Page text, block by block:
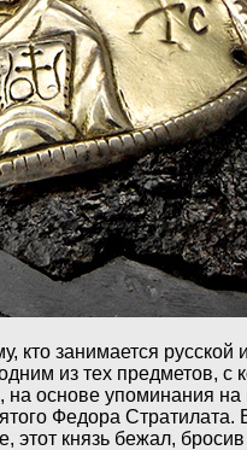
кто занимается
из тех предметов, с
основе упоминания
Федора
князь бежал,